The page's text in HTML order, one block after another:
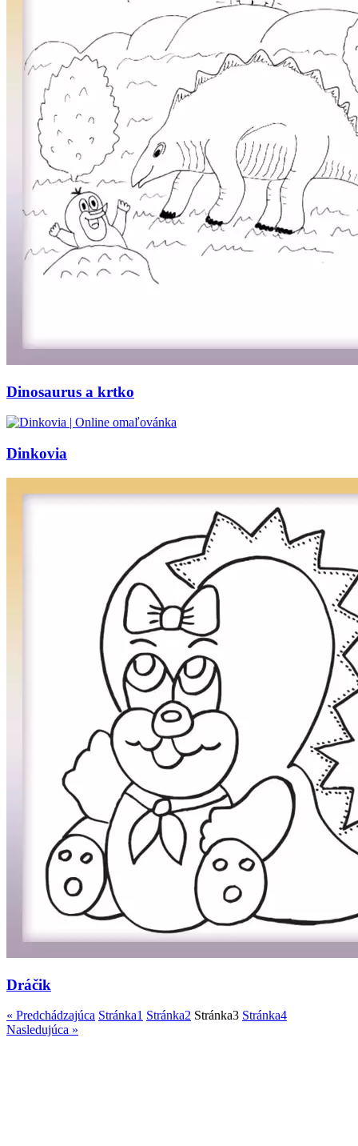
Dinosaurus a krtko
Dinkovia
Dráčik
« Predchádzajúca Stránka1 Stránka2 Stránka3 Stránka4
Nasledujúca »